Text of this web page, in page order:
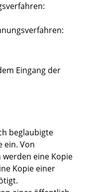
Eingang der
beglaubigte
ein. Von
eine Kopie
Kopie einer